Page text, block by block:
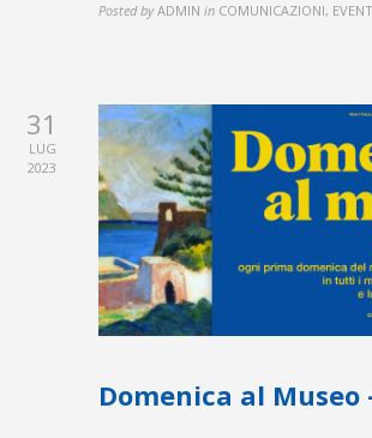
Posted by ADMIN in COMUNICAZIONI,
31
LUG
2023
Domenica al Museo